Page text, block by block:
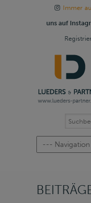
Immer
uns auf
Navigation